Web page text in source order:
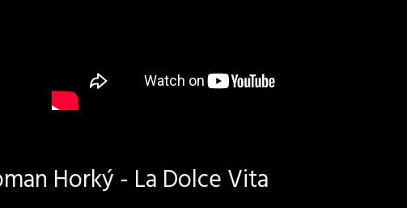
Horký - La Dolce Vita